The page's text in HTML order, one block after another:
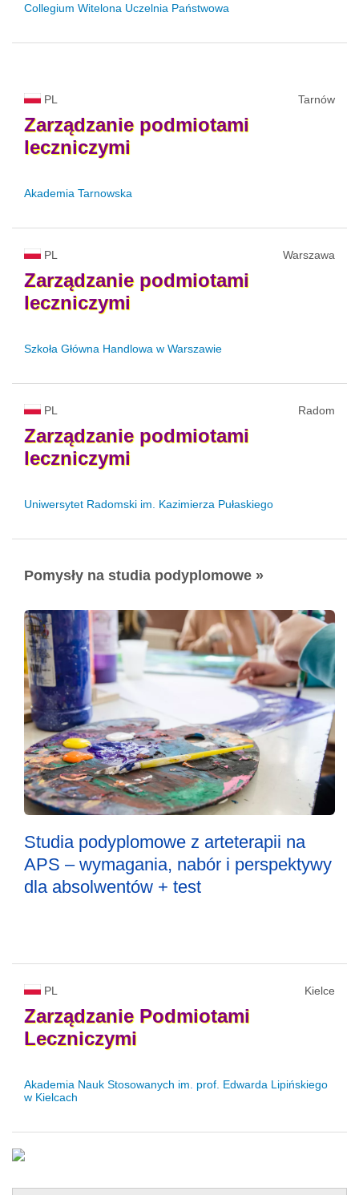
Collegium Witelona Uczelnia Państwowa
PL Tarnów
Zarządzanie podmiotami
leczniczymi
Akademia Tarnowska
PL Warszawa
Zarządzanie podmiotami
leczniczymi
Szkoła Główna Handlowa w Warszawie
PL Radom
Zarządzanie podmiotami
leczniczymi
Uniwersytet Radomski im. Kazimierza Pułaskiego
Pomysły na studia podyplomowe »
Studia podyplomowe z arteterapii na
APS – wymagania, nabór i perspektywy
dla absolwentów + test
PL Kielce
Zarządzanie Podmiotami
Leczniczymi
Akademia Nauk Stosowanych im. prof. Edwarda Lipińskiego
w Kielcach